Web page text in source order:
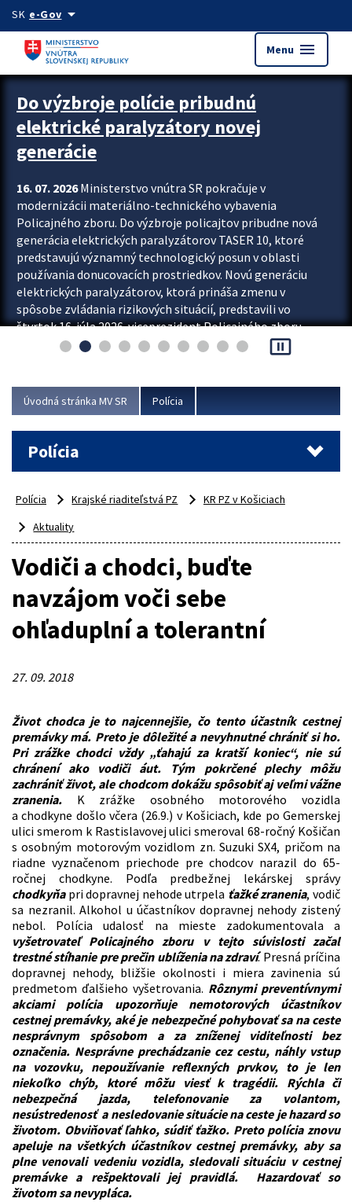
Preskocit na hlavný obsah
SK e-Govarrow_drop_down
Menu menu
Zastavit automatický posun upútavok
Do výzbroje polície pribudnú
elektrické paralyzátory novej
generácie
16. 07. 2026Ministerstvo vnútra SR pokračuje v
modernizácii materiálno-technického vybavenia
Policajného zboru. Do výzbroje policajtov pribudne nová
generácia elektrických paralyzátorov TASER 10, ktoré
predstavujú významný technologický posun v oblasti
používania donucovacích prostriedkov. Novú generáciu
elektrických paralyzátorov, ktorá prináša zmenu v
spôsobe zvládania rizikových situácií, predstavili vo
štvrtok 16. júla 2026 viceprezident Policajného zboru
Rastislav Polakovič a riaditeľ odboru výcviku...
pause_presentation
Úvodná stránka MV SR Polícia
Polícia
Polícia Krajské riaditeľstvá PZ
KR PZ v Košiciach
Aktuality
Vodiči a chodci, buďte
navzájom voči sebe
ohľaduplní a tolerantní
27. 09. 2018
Život chodca je to najcennejšie, čo tento účastník cestnej
premávky má. Preto je dôležité a nevyhnutné chrániť si ho.
Pri zrážke chodci vždy „ťahajú za kratší koniec“, nie sú
chránení ako vodiči áut. Tým pokrčené plechy môžu
zachrániť život, ale chodcom dokážu spôsobiť aj veľmi vážne
zranenia. K zrážke osobného motorového vozidla
a chodkyne došlo včera (26.9.) v Košiciach, kde po Gemerskej
ulici smerom k Rastislavovej ulici smeroval 68-ročný Košičan
s osobným motorovým vozidlom zn. Suzuki SX4, pričom na
riadne vyznačenom priechode pre chodcov narazil do 65-
ročnej chodkyne. Podľa predbežnej lekárskej správy
chodkyňapri dopravnej nehode utrpela ťažké zranenia, vodič
sa nezranil. Alkohol u účastníkov dopravnej nehody zistený
nebol. Polícia udalosť na mieste zadokumentovala a
vyšetrovateľ Policajného zboru v tejto súvislosti začal
trestné stíhanie pre prečin ublíženia na zdraví. Presná príčina
dopravnej nehody, bližšie okolnosti i miera zavinenia sú
predmetom ďalšieho vyšetrovania. Rôznymi preventívnymi
akciami polícia upozorňuje nemotorových účastníkov
cestnej premávky, aké je nebezpečné pohybovať sa na ceste
nesprávnym spôsobom a za zníženej viditeľnosti bez
označenia. Nesprávne prechádzanie cez cestu, náhly vstup
na vozovku, nepoužívanie reflexných prvkov, to je len
niekoľko chýb, ktoré môžu viesť k tragédii. Rýchla či
nebezpečná jazda, telefonovanie za volantom,
nesústredenosť a nesledovanie situácie na ceste je hazard so
životom. Obviňovať ľahko, súdiť ťažko. Preto polícia znovu
apeluje na všetkých účastníkov cestnej premávky, aby sa
plne venovali vedeniu vozidla, sledovali situáciu v cestnej
premávke a rešpektovali jej pravidlá. Hazardovať so
životom sa nevypláca.